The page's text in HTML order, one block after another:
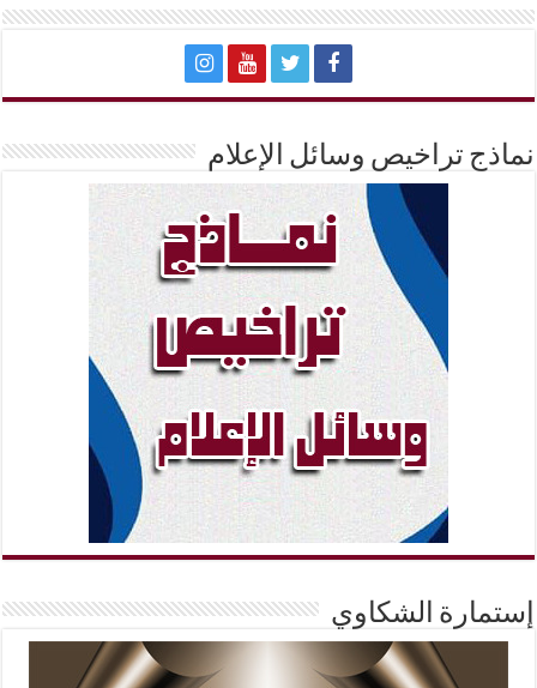
نماذج تراخيص وسائل الإعلام
إستمارة الشكاوي